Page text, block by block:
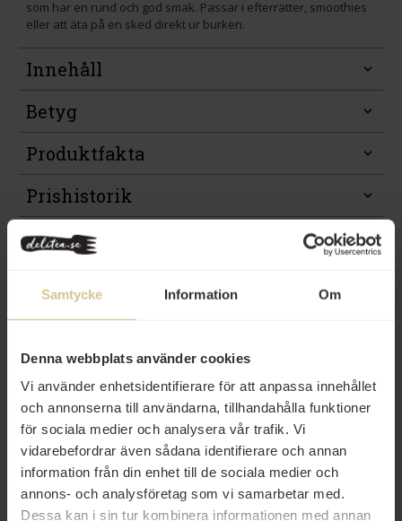
Samtycke Information Om
Denna webbplats använder cookies
Vi använder enhetsidentifierare för att anpassa innehållet
och annonserna till användarna, tillhandahålla funktioner
för sociala medier och analysera vår trafik. Vi
vidarebefordrar även sådana identifierare och annan
information från din enhet till de sociala medier och
annons- och analysföretag som vi samarbetar med.
Dessa kan i sin tur kombinera informationen med annan
som har en rund och god smak. Passar i efterrätter, smoothies
eller att äta på en sked direkt ur burken.
Innehåll
Betyg
Produktfakta
Prishistorik
Från samma varumärke
16 kr
Eko
Kung Markatta Kokosmjölk 200ml
35 kr
Kung Markatta Passerade